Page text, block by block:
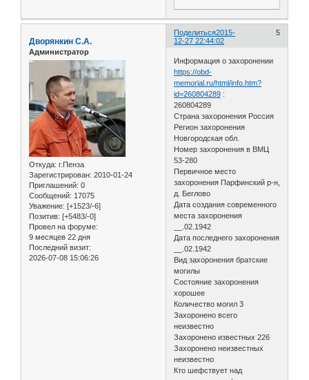
Поделиться 5
2015-
12-27 22:44:02
Дворянкин С.А.
Администратор
Откуда: г.Пенза
Зарегистрирован: 2010-01-24
Приглашений: 0
Сообщений: 17075
Уважение: [+1523/-6]
Позитив: [+5483/-0]
Провел на форуме:
9 месяцев 22 дня
Последний визит:
2026-07-08 15:06:26
Информация о захоронении
https://obd-
memorial.ru/html/info.htm?
id=260804289 :
260804289
Страна захоронения Россия
Регион захоронения
Новгородская обл.
Номер захоронения в ВМЦ
53-280
Первичное место
захоронения Парфинский р-н,
д. Беглово
Дата создания современного
места захоронения
__.02.1942
Дата последнего захоронения
__.02.1942
Вид захоронения братские
могилы
Состояние захоронения
хорошее
Количество могил 3
Захоронено всего
неизвестно
Захоронено известных 226
Захоронено неизвестных
неизвестно
Кто шефствует над